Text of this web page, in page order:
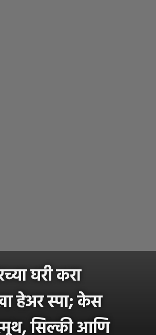
घरी करा
हेअर स्पा; केस
सिल्की आणि